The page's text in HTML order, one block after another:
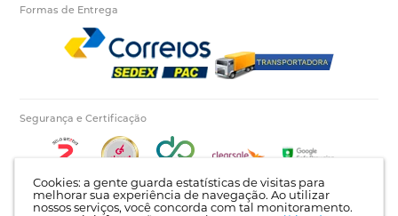
Cookies: a gente guarda estatísticas de visitas para
melhorar sua experiência de navegação. Ao utilizar
nossos serviços, você concorda com tal monitoramento.
Formas de Entrega
Segurança e Certificação